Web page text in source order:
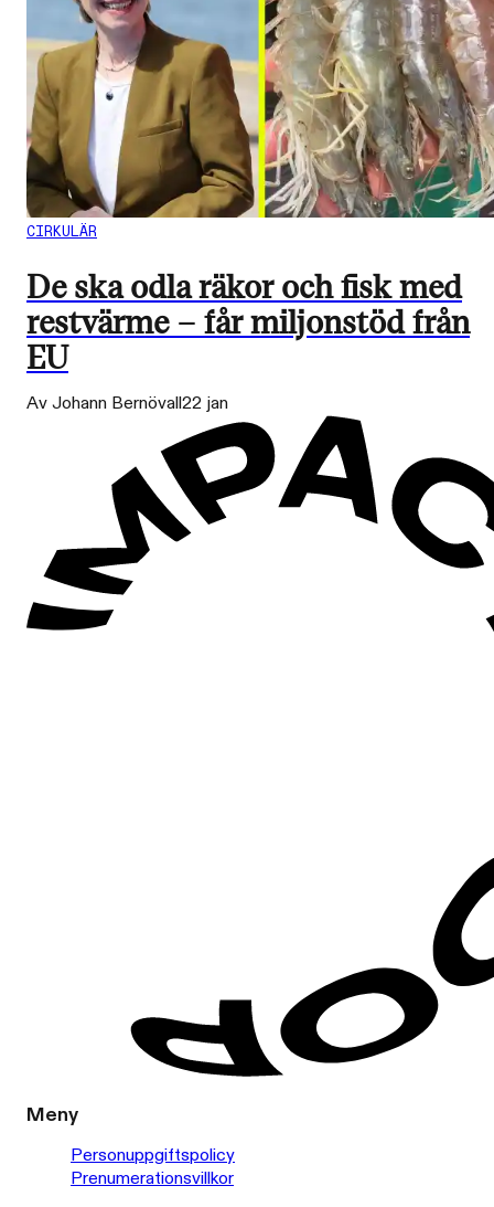
CIRKULÄR
De ska odla räkor och fisk med
restvärme – får miljonstöd från
EU
Av Johann Bernövall22 jan
Meny
Personuppgiftspolicy
Prenumerationsvillkor